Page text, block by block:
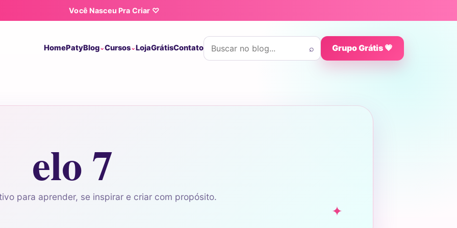
Você Nasceu Pra Criar ♡
HomePatyBlog Cursos LojaGrátisContato
Buscar por:
⌕ Grupo Grátis 💗
elo 7
para aprender, se inspirar e criar com propósito.